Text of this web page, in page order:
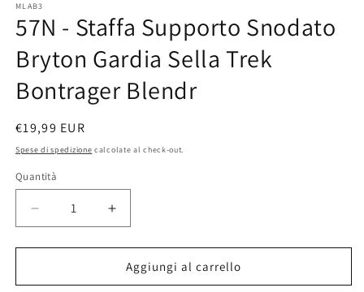
finestra
modale
MLAB3
57N - Staffa Supporto Snodato
Bryton Gardia Sella Trek
Bontrager Blendr
Prezzo
di
€19,99 EUR
Spese di spedizione calcolate al check-out.
Quantità
Diminuisci
quantità
per
-
Aumenta
quantità
per
57N
-
Aggiungi al carrello